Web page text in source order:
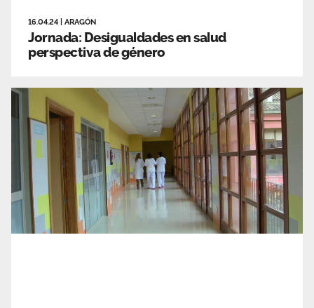
16.04.24 ARAGÓN
Jornada: Desigualdades en salud
perspectiva de género